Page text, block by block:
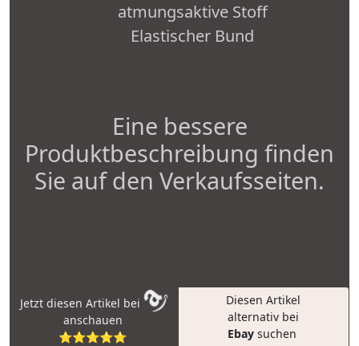
atmungsaktive Stoff
Elastischer Bund
Eine bessere
Produktbeschreibung finden
Sie auf den Verkaufsseiten.
Jetzt diesen Artikel bei
anschauen
⭐⭐⭐⭐⭐
Diesen Artikel
alternativ bei
Ebay suchen